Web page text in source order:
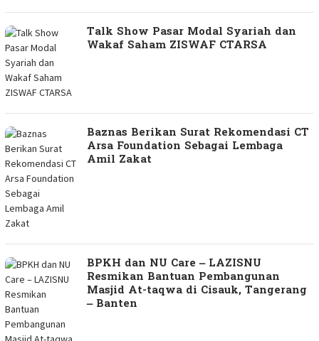
Talk Show Pasar Modal Syariah dan
Wakaf Saham ZISWAF CTARSA
Baznas Berikan Surat Rekomendasi CT
Arsa Foundation Sebagai Lembaga
Amil Zakat
BPKH dan NU Care – LAZISNU
Resmikan Bantuan Pembangunan
Masjid At-taqwa di Cisauk, Tangerang
– Banten